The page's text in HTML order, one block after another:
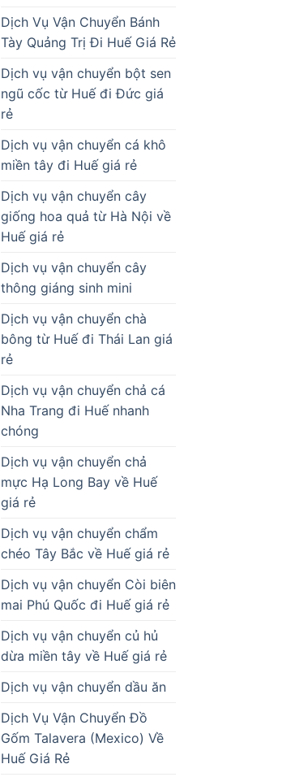
Dịch Vụ Vận Chuyển Bánh
Tày Quảng Trị Đi Huế Giá Rẻ
Dịch vụ vận chuyển bột sen
ngũ cốc từ Huế đi Đức giá
rẻ
Dịch vụ vận chuyển cá khô
miền tây đi Huế giá rẻ
Dịch vụ vận chuyển cây
giống hoa quả từ Hà Nội về
Huế giá rẻ
Dịch vụ vận chuyển cây
thông giáng sinh mini
Dịch vụ vận chuyển chà
bông từ Huế đi Thái Lan giá
rẻ
Dịch vụ vận chuyển chả cá
Nha Trang đi Huế nhanh
chóng
Dịch vụ vận chuyển chả
mực Hạ Long Bay về Huế
giá rẻ
Dịch vụ vận chuyển chẩm
chéo Tây Bắc về Huế giá rẻ
Dịch vụ vận chuyển Còi biên
mai Phú Quốc đi Huế giá rẻ
Dịch vụ vận chuyển củ hủ
dừa miền tây về Huế giá rẻ
Dịch vụ vận chuyển dầu ăn
Dịch Vụ Vận Chuyển Đồ
Gốm Talavera (Mexico) Về
Huế Giá Rẻ